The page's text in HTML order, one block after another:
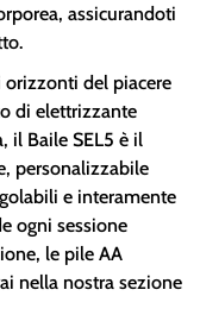
assicurandoti
orizzonti del piacere
di elettrizzante
il Baile SEL5 è il
personalizzabile
e interamente
ogni sessione
le pile AA
nella nostra sezione